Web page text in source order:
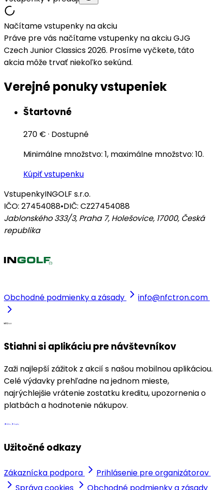
Načítame vstupenky na akciu
Práve pre vás načítame vstupenky na akciu GJG
Czech Junior Classics 2026. Prosíme vyčkete, táto
akcia môže trvať niekoľko sekúnd.
Verejné ponuky vstupeniek
Štartovné
270 € · Dostupné
Minimálne množstvo: 1, maximálne množstvo: 10.
Kúpiť vstupenku
VstupenkyINGOLF s.r.o.
IČO: 27454088•DIČ: CZ27454088
Jablonského 333/3, Praha 7, Holešovice, 17000, Česká
republika
Obchodné podmienky a zásady info@nfctron.com
Stiahni si aplikáciu pre návštevníkov
Zaži najlepší zážitok z akcií s našou mobilnou aplikáciou.
Celé výdavky prehľadne na jednom mieste,
najrýchlejšie vrátenie zostatku kreditu, upozornenia o
platbách a hodnotenie nákupov.
Užitočné odkazy
Zákaznícka podpora
Prihlásenie pre organizátorov
Správa cookies
Obchodné podmienky a zásady